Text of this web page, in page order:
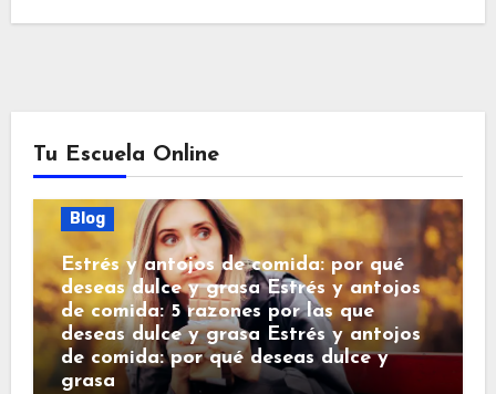
Tu Escuela Online
Blog
Estrés y antojos de comida: por qué
deseas dulce y grasa Estrés y antojos
de comida: 5 razones por las que
deseas dulce y grasa Estrés y antojos
de comida: por qué deseas dulce y
grasa